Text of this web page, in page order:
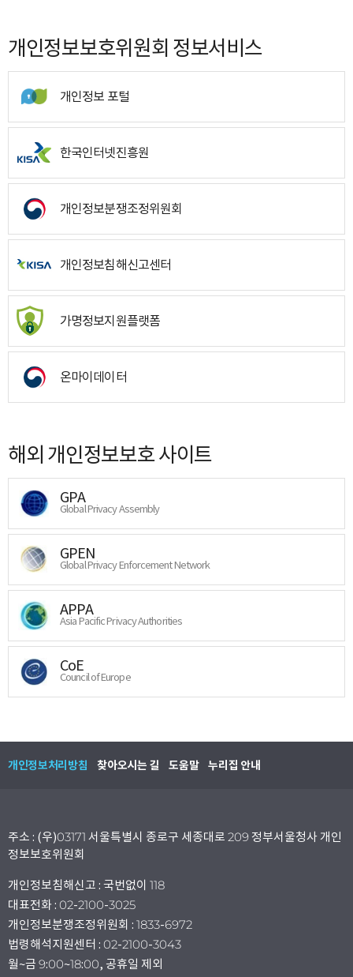
개인정보보호위원회 정보서비스
개인정보 포털
한국인터넷진흥원
개인정보분쟁조정위원회
개인정보침해신고센터
가명정보지원플랫폼
온마이데이터
해외 개인정보보호 사이트
GPA
Global Privacy Assembly
GPEN
Global Privacy Enforcement Network
APPA
Asia Pacific Privacy Authorities
CoE
Council of Europe
개인정보처리방침 찾아오시는 길 도움말 누리집 안내
주소 : (우)03171 서울특별시 종로구 세종대로 209 정부서울청사 개인
정보보호위원회
개인정보침해신고 : 국번없이 118
대표전화 : 02-2100-3025
개인정보분쟁조정위원회 : 1833-6972
법령해석지원센터 : 02-2100-3043
월~금 9:00~18:00, 공휴일 제외